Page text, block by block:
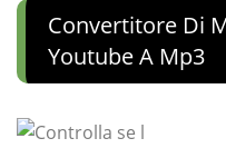
Convertitore Di
Youtube A Mp3